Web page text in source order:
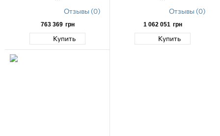
Отзывы (0)
763 369 грн
Купить
Отзывы (0)
1 062 051 грн
Купить